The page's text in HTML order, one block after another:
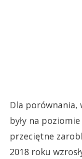
Dla porównania,
były na poziomie
przeciętne
2018 roku